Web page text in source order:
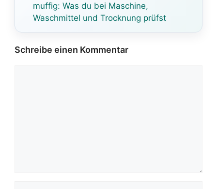
muffig: Was du bei Maschine,
Waschmittel und Trocknung prüfst
Schreibe einen Kommentar